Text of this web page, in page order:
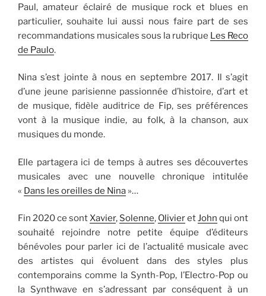
Paul, amateur éclairé de musique rock et blues en
particulier, souhaite lui aussi nous faire part de ses
recommandations musicales sous la rubrique Les Reco
de Paulo.
Nina s’est jointe à nous en septembre 2017. Il s’agit
d’une jeune parisienne passionnée d’histoire, d’art et
de musique, fidèle auditrice de Fip, ses préférences
vont à la musique indie, au folk, à la chanson, aux
musiques du monde.
Elle partagera ici de temps à autres ses découvertes
musicales avec une nouvelle chronique intitulée
« Dans les oreilles de Nina »…
Fin 2020 ce sontXavier, Solenne, OlivieretJohn qui ont
souhaité rejoindre notre petite équipe d’éditeurs
bénévoles pour parler ici de l’actualité musicale avec
des artistes qui évoluent dans des styles plus
contemporains comme la Synth-Pop, l’Electro-Pop ou
la Synthwave en s’adressant par conséquent à un